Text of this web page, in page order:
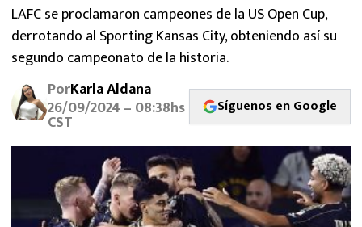
ATLANTE
SELECCIÓN MEXICANA
FUTBOL INTERNACIONAL
MEXICANOS EN EL EXTRANJERO
FUTBOL ESTUFA
FÓRMULA 1
LAFC se proclamaron campeones de la US Open Cup,
derrotando al Sporting Kansas City, obteniendo así su
segundo campeonato de la historia.
PorKarla Aldana
26/09/2024 – 08:38hs
CST
Síguenos en Google